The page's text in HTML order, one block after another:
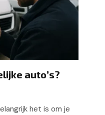
auto’s?
het is om je